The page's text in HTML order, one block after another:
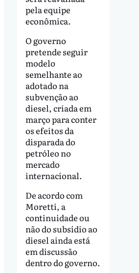
pela equipe
econômica.
O governo
pretende seguir
modelo
semelhante ao
adotado na
subvenção ao
diesel, criada em
março para conter
os efeitos da
disparada do
petróleo no
mercado
internacional.
De acordo com
Moretti, a
continuidade ou
não do subsídio ao
diesel ainda está
em discussão
dentro do governo.